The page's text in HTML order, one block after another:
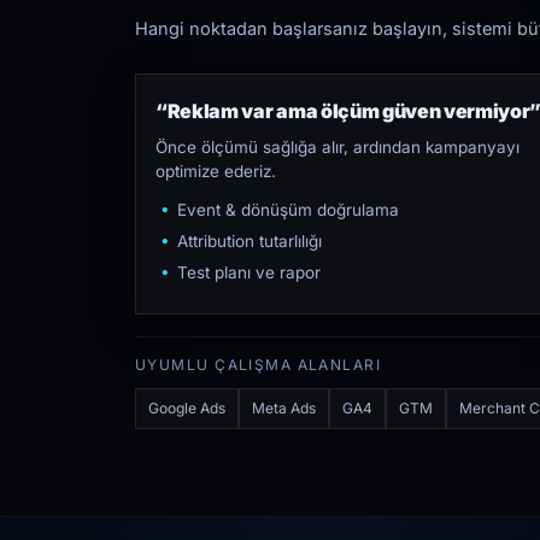
Hangi noktadan başlarsanız başlayın, sistemi
“Reklam var ama ölçüm güven
Önce ölçümü sağlığa alır, ardından kampanyayı
optimize ederiz.
Event & dönüşüm doğrulama
Attribution tutarlılığı
Test planı ve rapor
UYUMLU ÇALIŞMA ALANLARI
Google Ads Meta Ads GA4 GTM Merchant